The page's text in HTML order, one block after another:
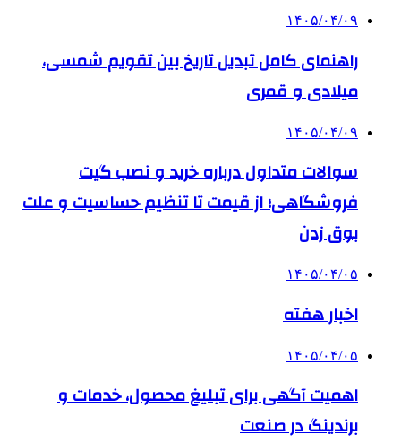
۱۴۰۵/۰۴/۰۹
راهنمای کامل تبدیل تاریخ بین تقویم شمسی،
میلادی و قمری
۱۴۰۵/۰۴/۰۹
سوالات متداول درباره خرید و نصب گیت
فروشگاهی؛ از قیمت تا تنظیم حساسیت و علت
بوق زدن
۱۴۰۵/۰۴/۰۵
اخبار هفته
۱۴۰۵/۰۴/۰۵
اهمیت آگهی برای تبلیغ محصول، خدمات و
برندینگ در صنعت